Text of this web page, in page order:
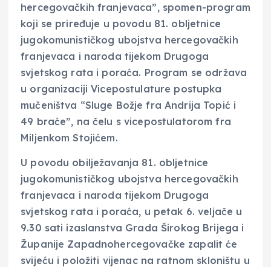
hercegovačkih franjevaca”, spomen-program
koji se priređuje u povodu 81. obljetnice
jugokomunističkog ubojstva hercegovačkih
franjevaca i naroda tijekom Drugoga
svjetskog rata i poraća. Program se održava
u organizaciji Vicepostulature postupka
mučeništva “Sluge Božje fra Andrija Topić i
49 braće”, na čelu s vicepostulatorom fra
Miljenkom Stojićem.
U povodu obilježavanja 81. obljetnice
jugokomunističkog ubojstva hercegovačkih
franjevaca i naroda tijekom Drugoga
svjetskog rata i poraća, u petak 6. veljače u
9.30 sati izaslanstva Grada Širokog Brijega i
Županije Zapadnohercegovačke zapalit će
svijeću i položiti vijenac na ratnom skloništu u